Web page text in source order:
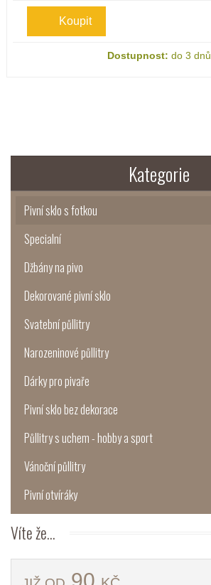
Dostupnost: do 3 dnů
Kategorie
Pivní sklo s fotkou
Specialní
Džbány na pivo
Dekorované pivní sklo
Svatební půllitry
Narozeninové půllitry
Dárky pro pivaře
Pivní sklo bez dekorace
Půllitry s uchem - hobby a sport
Vánoční půllitry
Pivní otvíráky
Víteže...